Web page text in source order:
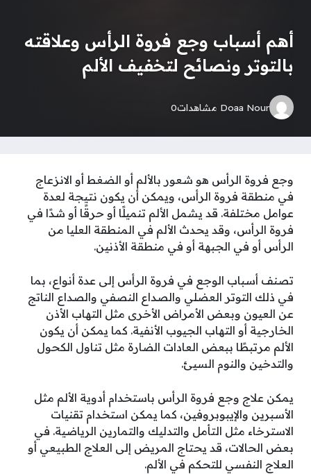
أهم أسباب وجع فروة الرأس وعلاقته
بالتوتر ونصائح لتخفيف الألم
Doaa Nour مشاهدات0
وجع فروة الرأس هو شعور بالألم أو الضغط أو الانزعاج
في منطقة فروة الرأس، ويمكن أن يكون نتيجة لعدة
عوامل مختلفة. قد يشمل الألم تنميلًا أو حرقًا أو شدًا في
فروة الرأس، وقد يحدث الألم في المنطقة العليا من
الرأس أو في الجبهة أو في منطقة الأذنين.
تصنف أسباب الوجع في فروة الرأس إلى عدة أنواع، بما
في ذلك التوتر العضلي والصداع النصفي والصداع الناتج
عن العيون وبعض الأمراض الأخرى مثل التهاب الأذن
الخارجية أو التهاب الجيوب الأنفية. كما يمكن أن يكون
الألم مرتبطًا ببعض العادات الضارة مثل تناول الكحول
والتدخين والنوم السيئ.
يمكن علاج وجع فروة الرأس باستخدام أدوية الألم مثل
الأسبرين والإيبوبروفين، كما يمكن استخدام تقنيات
الاسترخاء مثل التأمل والتدليك والتمارين الرياضية. في
بعض الحالات، قد يحتاج المريض إلى العلاج الطبيعي أو
العلاج النفسي للتحكم في الألم.